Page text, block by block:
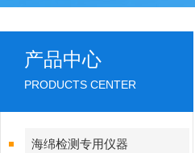
产品中心
PRODUCTS CENTER
海绵检测专用仪器